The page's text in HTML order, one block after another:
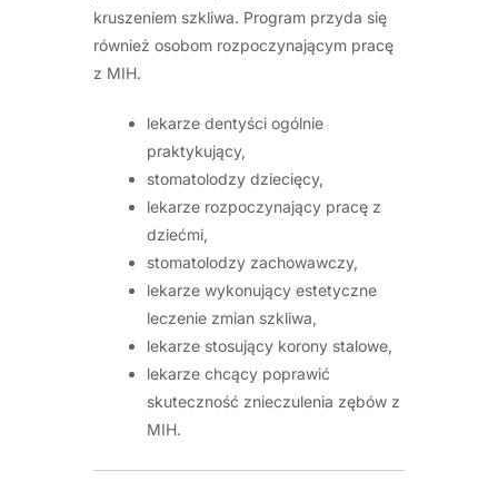
kruszeniem szkliwa. Program przyda się
również osobom rozpoczynającym pracę
z MIH.
lekarze dentyści ogólnie
praktykujący,
stomatolodzy dziecięcy,
lekarze rozpoczynający pracę z
dziećmi,
stomatolodzy zachowawczy,
lekarze wykonujący estetyczne
leczenie zmian szkliwa,
lekarze stosujący korony stalowe,
lekarze chcący poprawić
skuteczność znieczulenia zębów z
MIH.